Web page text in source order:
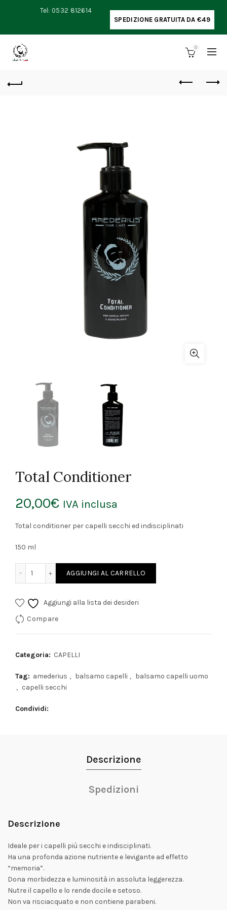
Tel: 0532 812614
SPEDIZIONE GRATUITA DA €49
0
Total Conditioner
20,00€ IVA inclusa
Total conditioner per capelli secchi ed indisciplinati
150 ml
AGGIUNGI AL CARRELLO
Aggiungi alla lista dei desideri
Compare
Categoria: CAPELLI
Tag: amederius , balsamo capelli , balsamo capelli uomo
, capelli secchi
Condividi
Descrizione
Spedizioni
Descrizione
Ideale per i capelli più secchi e indisciplinati.
Ha una profonda azione nutriente e levigante ad effetto
“memoria”.
Dona morbidezza e luminosità in assoluta leggerezza.
Nutre il capello e lo rende docile e setoso.
Non va risciacquato e non contiene parabeni.